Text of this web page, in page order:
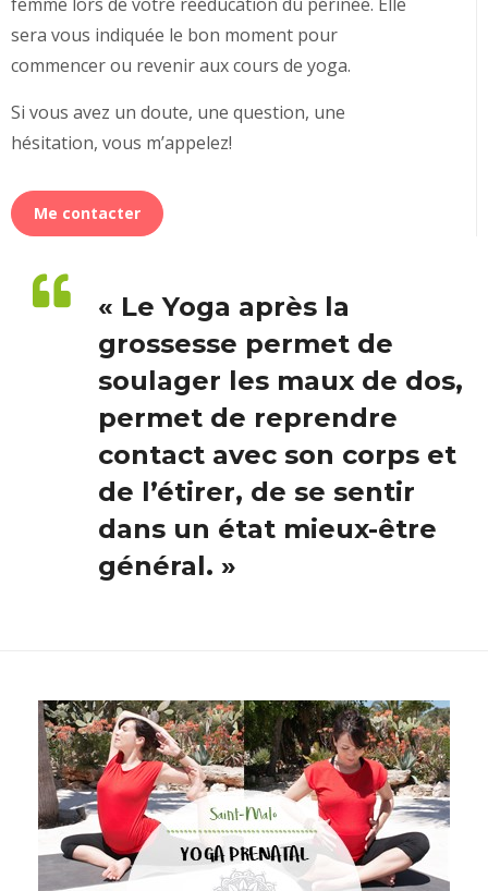
sera vous indiquée le bon moment pour
commencer ou revenir aux cours de yoga.
Si vous avez un doute, une question, une
hésitation, vous m’appelez!
Me contacter
« Le Yoga après la
grossesse permet de
soulager les maux de dos,
permet de reprendre
contact avec son corps et
de l’étirer, de se sentir
dans un état mieux-être
général. »